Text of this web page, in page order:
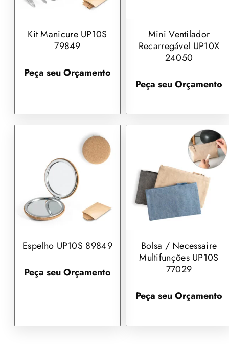
Kit Manicure UP10S
79849
Peça seu Orçamento
Mini Ventilador
Recarregável UP10X
24050
Peça seu Orçamento
Espelho UP10S 89849
Peça seu Orçamento
Bolsa / Necessaire
Multifunções UP10S
77029
Peça seu Orçamento